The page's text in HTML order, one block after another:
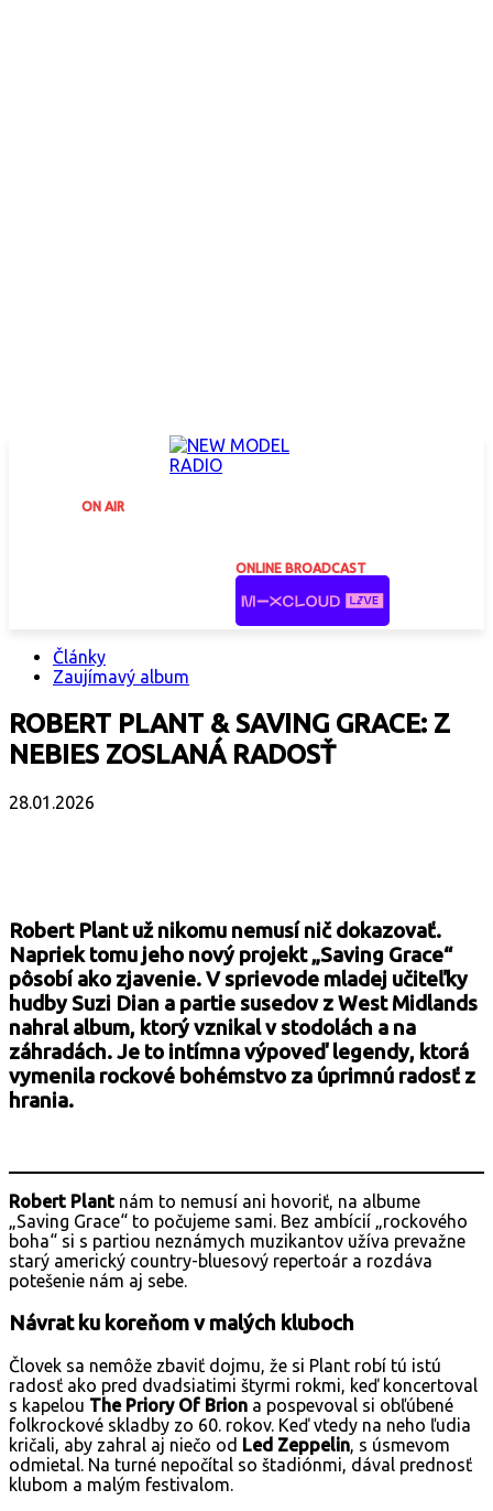
ON AIR
ONLINE BROADCAST
Články
Zaujímavý album
ROBERT PLANT & SAVING GRACE: Z
NEBIES ZOSLANÁ RADOSŤ
28.01.2026
Robert Plant už nikomu nemusí nič dokazovať.
Napriek tomu jeho nový projekt „Saving Grace“
pôsobí ako zjavenie. V sprievode mladej učiteľky
hudby Suzi Dian a partie susedov z West Midlands
nahral album, ktorý vznikal v stodolách a na
záhradách. Je to intímna výpoveď legendy, ktorá
vymenila rockové bohémstvo za úprimnú radosť z
hrania.
Robert Plant nám to nemusí ani hovoriť, na albume
„Saving Grace“ to počujeme sami. Bez ambícií „rockového
boha“ si s partiou neznámych muzikantov užíva prevažne
starý americký country-bluesový repertoár a rozdáva
potešenie nám aj sebe.
Návrat ku koreňom v malých kluboch
Človek sa nemôže zbaviť dojmu, že si Plant robí tú istú
radosť ako pred dvadsiatimi štyrmi rokmi, keď koncertoval
s kapelou The Priory Of Brion a pospevoval si obľúbené
folkrockové skladby zo 60. rokov. Keď vtedy na neho ľudia
kričali, aby zahral aj niečo od Led Zeppelin, s úsmevom
odmietal. Na turné nepočítal so štadiónmi, dával prednosť
klubom a malým festivalom.